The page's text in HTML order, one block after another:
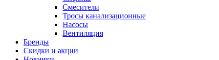
Смесители
Тросы канализационные
Насосы
Вентиляция
Бренды
Скидки и акции